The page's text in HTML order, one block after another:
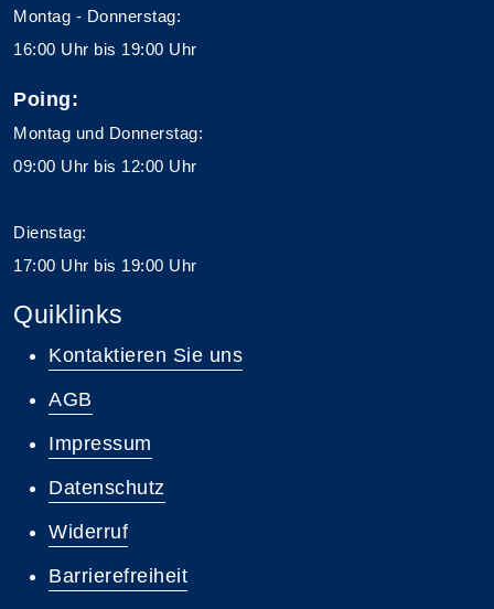
Montag - Donnerstag:
16:00 Uhr bis 19:00 Uhr
Poing:
Montag und Donnerstag:
09:00 Uhr bis 12:00 Uhr
Dienstag:
17:00 Uhr bis 19:00 Uhr
Quiklinks
Kontaktieren Sie uns
AGB
Impressum
Datenschutz
Widerruf
Barrierefreiheit